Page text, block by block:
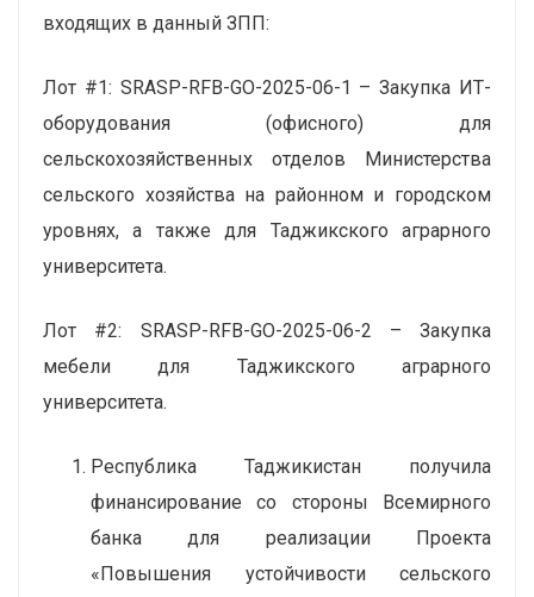
входящих в данный ЗПП:
Лот #1: SRASP-RFB-GO-2025-06-1 – Закупка ИТ-
оборудования (офисного) для
сельскохозяйственных отделов Министерства
сельского хозяйства на районном и городском
уровнях, а также для Таджикского аграрного
университета.
Лот #2: SRASP-RFB-GO-2025-06-2 – Закупка
мебели для Таджикского аграрного
университета.
Республика Таджикистан получила
финансирование со стороны Всемирного
банка для реализации Проекта
«Повышения устойчивости сельского